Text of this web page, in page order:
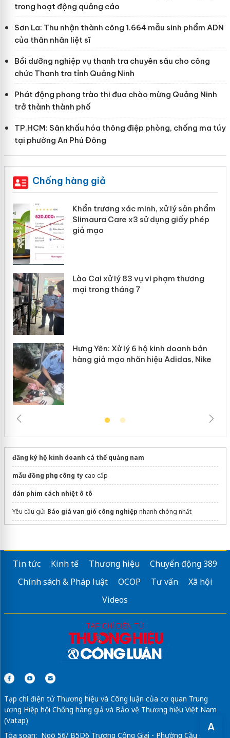
A
trong hoạt động quảng cáo
Sơn La: Thu nhận thành công 1.664 mẫu sinh phẩm ADN
của thân nhân liệt sĩ
Bồi dưỡng nghiệp vụ thanh tra chuyên sâu cho công
chức Thanh tra tỉnh Quảng Ninh
Phát động phong trào thi đua chào mừng Quảng Ninh
trở thành thành phố
TP.HCM: Sân khấu hóa thông điệp phòng, chống ma túy
tại phường An Phú Đông
Chống hàng giả
Khẩn trương xác minh, xử lý sản phẩm
Slimaura Care x3 sử dụng giấy phép
giả mạo
Lào Cai xử lý 83 vụ vi phạm thương
mại trong tháng 7
Hưng Yên: Xử lý 6 hộ kinh doanh bán
hàng giả mạo nhãn hiệu Adidas, Nike
đăng ký hộ kinh doanh cá thể quảng nam
mẫu đồng phục công tycao cấp
dán phim cách nhiệt ô tô
Yêu cầu gửi Báo giá van gió công nghiệp nhanh chóng nhất
Tin tức Kinh tế Thương hiệu
Chuyển động 389
Chính sách & Pháp luật
OCOP Tư vấn
Xã hội
Videos
Tạp chí điện tử Thương hiệu và Công luận của cơ quan Trung
ương Hiệp hội Chống hàng giả và Bảo vệ Thương hiệu Việt Nam
(Vatap)
Tòa soạn: Ngõ 56/ B5D6 Trương Công Giai - Phường Cầu Giấy -